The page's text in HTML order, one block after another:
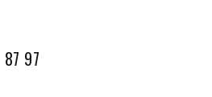
97